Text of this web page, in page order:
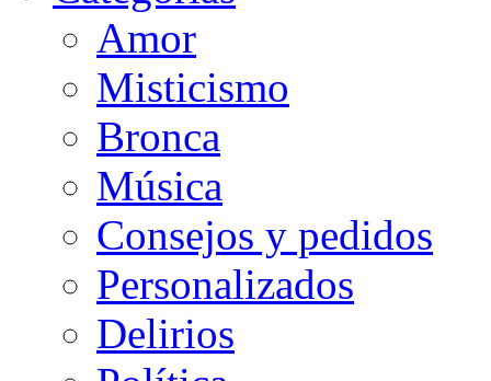
Amor
Misticismo
Bronca
Música
Consejos y pedidos
Personalizados
Delirios